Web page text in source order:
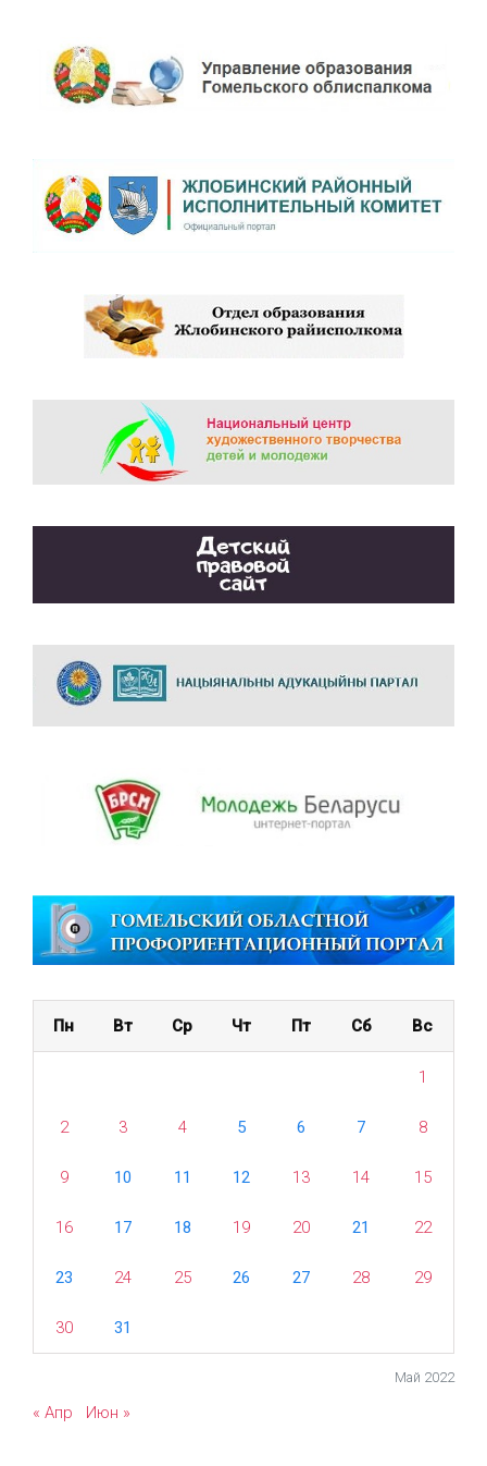
Май 2022
Пн Вт Ср Чт Пт Сб Вс
1
2 3 4 5 6 7 8
9 10 11 12 13 14 15
16 17 18 19 20 21 22
23 24 25 26 27 28 29
30 31
« Апр Июн »